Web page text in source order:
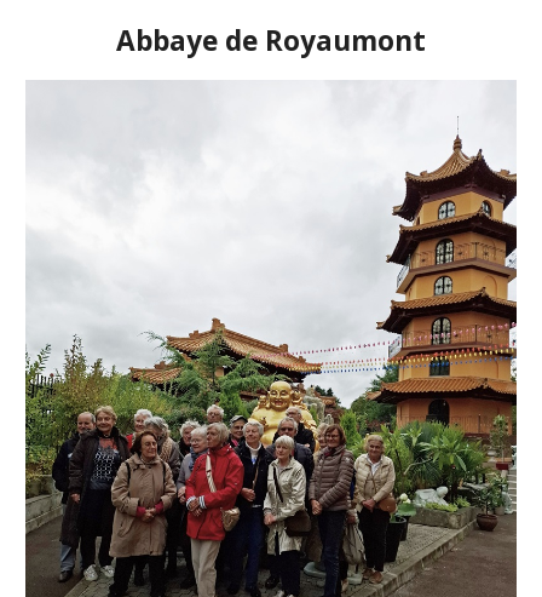
Abbaye de Royaumont